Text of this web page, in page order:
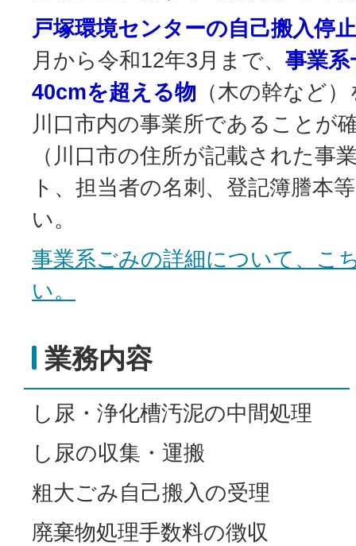
戸塚環境センターの自己搬入停止
月から令和12年3月まで、 事業
40cmを超える物 （木の幹など
川口市内の事業所であることが
（川口市の住所が記載された事
ト、担当者の名刺、登記簿謄本
い。
事業系ごみの詳細について、こ
い。
業務内容
し尿・浄化槽汚泥の中間処理
し尿の収集・運搬
粗大ごみ自己搬入の受理
廃棄物処理手数料の徴収